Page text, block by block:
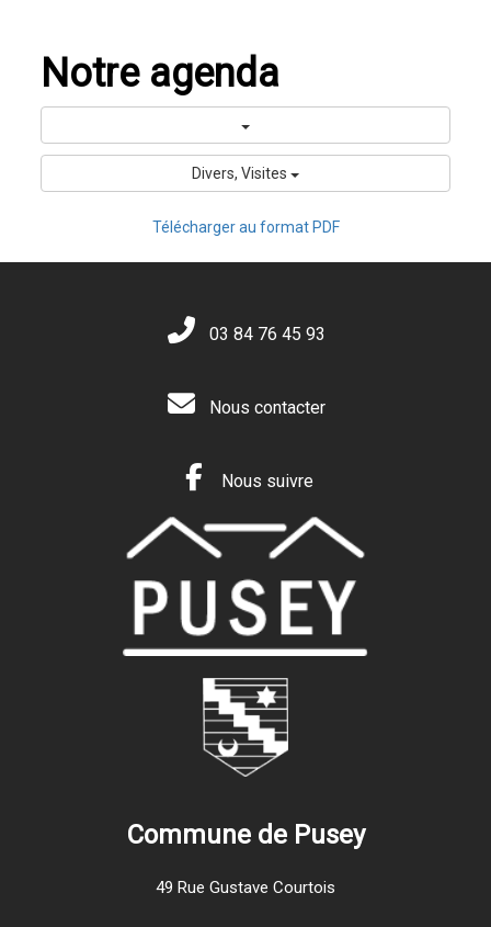
Notre agenda
Divers, Visites
Télécharger au format PDF
03 84 76 45 93
Nous contacter
Nous suivre
Commune de Pusey
49 Rue Gustave Courtois